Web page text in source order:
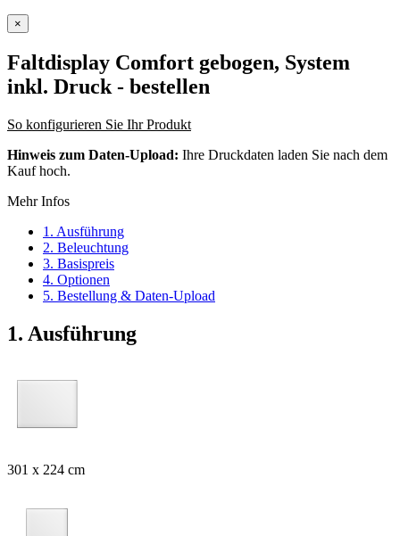
×
Faltdisplay Comfort gebogen, System
inkl. Druck - bestellen
So konfigurieren Sie Ihr Produkt
Hinweis zum Daten-Upload: Ihre Druckdaten laden Sie nach dem
Kauf hoch.
Mehr Infos
1. Ausführung
2. Beleuchtung
3. Basispreis
4. Optionen
5. Bestellung & Daten-Upload
1. Ausführung
301 x 224 cm